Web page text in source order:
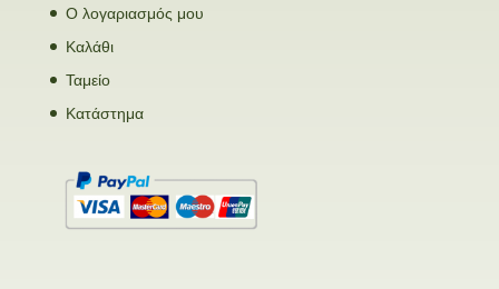
Ο λογαριασμός μου
Καλάθι
Ταμείο
Κατάστημα